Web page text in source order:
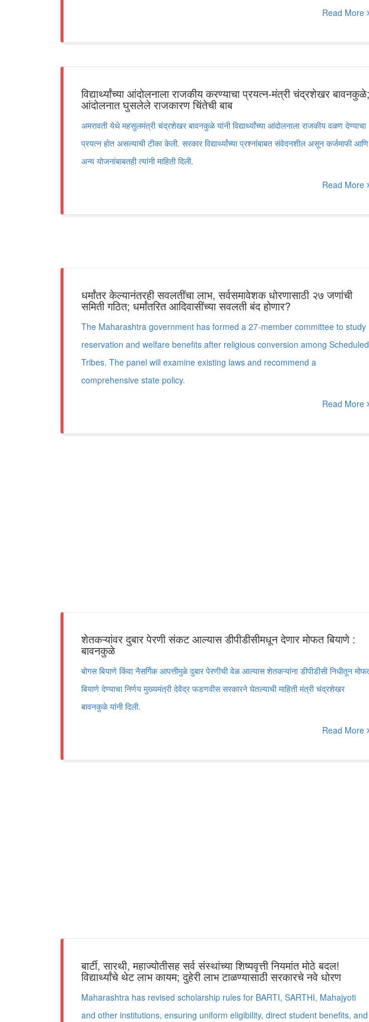
Read More
विद्यार्थ्यांच्या आंदोलनाला राजकीय करण्याचा प्रयत्न-मंत्री चंद्रशेखर बावनकुळे;
आंदोलनात घुसलेले राजकारण चिंतेची बाब
अमरावती येथे महसुलमंत्री चंद्रशेखर बावनकुळे यांनी विद्यार्थ्यांच्या आंदोलनाला राजकीय वळण देण्याचा
प्रयत्न होत असल्याची टीका केली. सरकार विद्यार्थ्यांच्या प्रश्नांबाबत संवेदनशील असून कर्जमाफी आणि
अन्य योजनांबाबतही त्यांनी माहिती दिली.
Read More
धर्मांतर केल्यानंतरही सवलतींचा लाभ, सर्वसमावेशक धोरणासाठी २७ जणांची
समिती गठित; धर्मांतरित आदिवासींच्या सवलती बंद होणार?
The Maharashtra government has formed a 27-member committee to study
reservation and welfare benefits after religious conversion among Scheduled
Tribes. The panel will examine existing laws and recommend a
comprehensive state policy.
Read More
शेतकऱ्यांवर दुबार पेरणी संकट आल्यास डीपीडीसीमधून देणार मोफत बियाणे :
बावनकुळे
बोगस बियाणे किंवा नैसर्गिक आपत्तीमुळे दुबार पेरणीची वेळ आल्यास शेतकऱ्यांना डीपीडीसी निधीतून
बियाणे देण्याचा निर्णय मुख्यमंत्री देवेंद्र फडणवीस सरकारने घेतल्याची माहिती मंत्री चंद्रशेखर
बावनकुळे यांनी दिली.
Read More
बार्टी, सारथी, महाज्योतीसह सर्व संस्थांच्या शिष्यवृत्ती नियमांत मोठे बदल!
विद्यार्थ्यांचे थेट लाभ कायम; दुहेरी लाभ टाळण्यासाठी सरकारचे नवे धोरण
Maharashtra has revised scholarship rules for BARTI, SARTHI, Mahajyoti
and other institutions, ensuring uniform eligibility, direct student benefits, and